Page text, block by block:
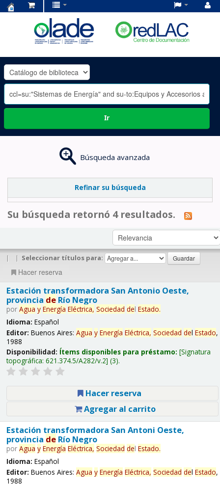
OLADE
-
Ir
Búsqueda avanzada
Refinar su búsqueda
Su búsqueda retornó 4 resultados.
| | Seleccionar títulos para:
Hacer reserva
Estación transformadora San Antonio Oeste,
provincia deRío Negro
por Agua y Energía Eléctrica, Sociedad del Estado.
Idioma: Español
Editor: Buenos Aires: Agua y Energía Eléctrica, Sociedad del Estado,
1988
Disponibilidad: Ítems disponibles para préstamo: Signatura
topográfica: 621.374.5/A282/v.2 (3).
Hacer reserva
Agregar al carrito
Estación transformadora San Antoni Oeste,
provincia deRío Negro
por Agua y Energía Eléctrica, Sociedad del Estado.
Idioma: Español
Editor: Buenos Aires: Agua y Energía Eléctrica, Sociedad del Estado,
1988